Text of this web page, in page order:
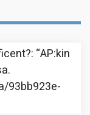
: “AP:kin
93bb923e-